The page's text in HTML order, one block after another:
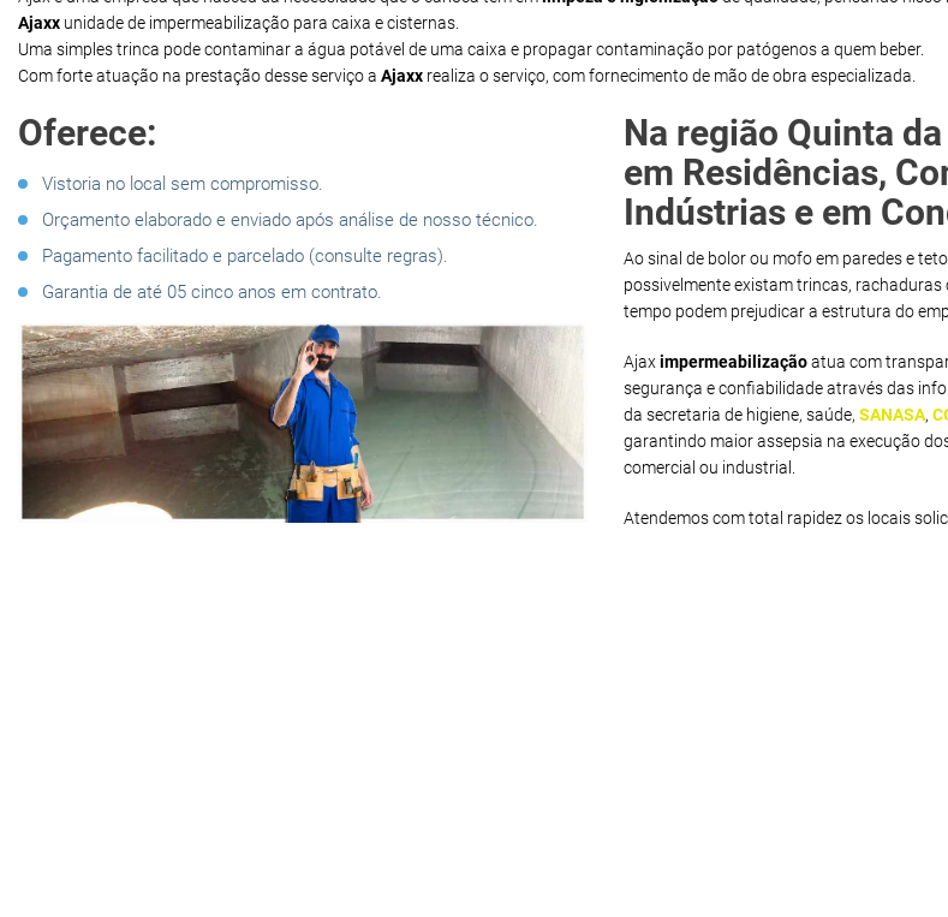
Ajaxx unidade de impermeabilização para caixa e cisternas.
Uma simples trinca pode contaminar a água potável de uma caixa e propagar contaminação por patógenos a quem beber.
Com forte atuação na prestação desse serviço a Ajaxx realiza o serviço, com fornecimento de mão de obra especializada.
Oferece:
Vistoria no local sem compromisso.
Orçamento elaborado e enviado após análise de nosso técnico.
Pagamento facilitado e parcelado (consulte regras).
Garantia de até 05 cinco anos em contrato.
Na região Quinta
em Residências,
Indústrias e em
Ao sinal de bolor ou mofo em paredes e
possivelmente existam trincas,
tempo podem prejudicar a estrutura do
Ajaximpermeabilizaçãoatua com
segurança e confiabilidade através das
da secretaria de higiene, saúde, SANASA,
garantindo maior assepsia na execução
comercial ou industrial.
Atendemos com total rapidez os locais